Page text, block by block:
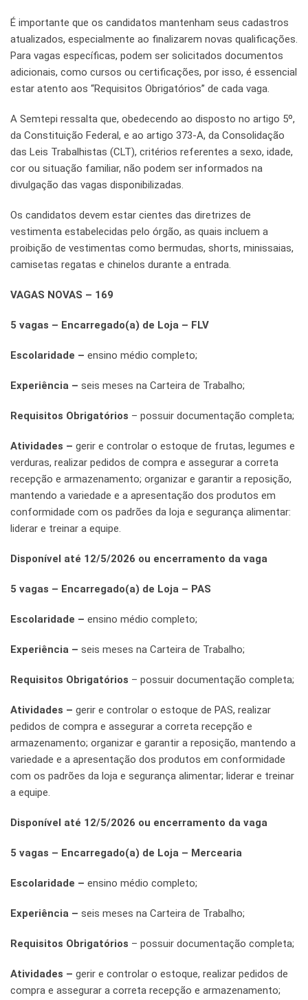
É importante que os candidatos mantenham seus cadastros
atualizados, especialmente ao finalizarem novas qualificações.
Para vagas específicas, podem ser solicitados documentos
adicionais, como cursos ou certificações, por isso, é essencial
estar atento aos “Requisitos Obrigatórios” de cada vaga.
A Semtepi ressalta que, obedecendo ao disposto no artigo 5º,
da Constituição Federal, e ao artigo 373-A, da Consolidação
das Leis Trabalhistas (CLT), critérios referentes a sexo, idade,
cor ou situação familiar, não podem ser informados na
divulgação das vagas disponibilizadas.
Os candidatos devem estar cientes das diretrizes de
vestimenta estabelecidas pelo órgão, as quais incluem a
proibição de vestimentas como bermudas, shorts, minissaias,
camisetas regatas e chinelos durante a entrada.
VAGAS NOVAS – 169
5 vagas – Encarregado(a) de Loja – FLV
Escolaridade – ensino médio completo;
Experiência – seis meses na Carteira de Trabalho;
Requisitos Obrigatórios – possuir documentação completa;
Atividades – gerir e controlar o estoque de frutas, legumes e
verduras, realizar pedidos de compra e assegurar a correta
recepção e armazenamento; organizar e garantir a reposição,
mantendo a variedade e a apresentação dos produtos em
conformidade com os padrões da loja e segurança alimentar:
liderar e treinar a equipe.
Disponível até 12/5/2026 ou encerramento da vaga
5 vagas – Encarregado(a) de Loja – PAS
Escolaridade – ensino médio completo;
Experiência – seis meses na Carteira de Trabalho;
Requisitos Obrigatórios – possuir documentação completa;
Atividades – gerir e controlar o estoque de PAS, realizar
pedidos de compra e assegurar a correta recepção e
armazenamento; organizar e garantir a reposição, mantendo a
variedade e a apresentação dos produtos em conformidade
com os padrões da loja e segurança alimentar; liderar e treinar
a equipe.
Disponível até 12/5/2026 ou encerramento da vaga
5 vagas – Encarregado(a) de Loja – Mercearia
Escolaridade – ensino médio completo;
Experiência – seis meses na Carteira de Trabalho;
Requisitos Obrigatórios – possuir documentação completa;
Atividades – gerir e controlar o estoque, realizar pedidos de
compra e assegurar a correta recepção e armazenamento;